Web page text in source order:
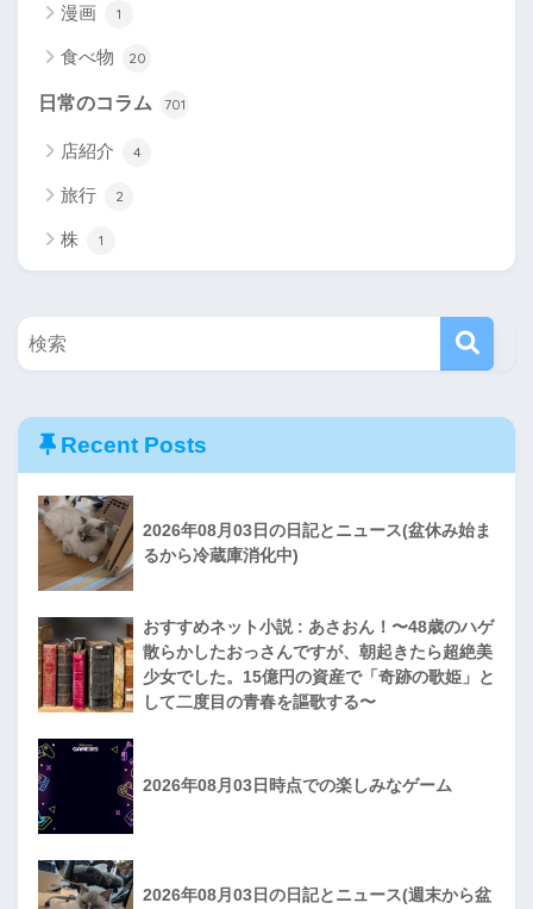
漫画 1
食べ物 20
日常のコラム 701
店紹介 4
旅行 2
株 1
Recent Posts
2026年08月03日の日記とニュース(盆休み始ま
るから冷蔵庫消化中)
おすすめネット小説 : あさおん！〜48歳のハゲ
散らかしたおっさんですが、朝起きたら超絶美
少女でした。15億円の資産で「奇跡の歌姫」と
して二度目の青春を謳歌する〜
2026年08月03日時点での楽しみなゲーム
2026年08月03日の日記とニュース(週末から盆